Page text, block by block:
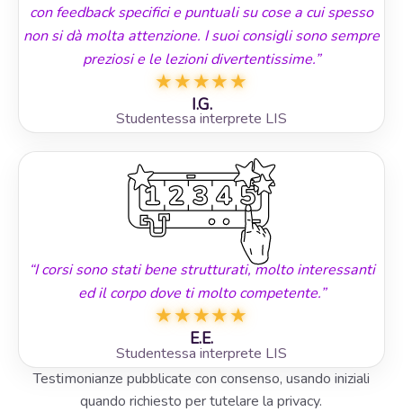
con feedback specifici e puntuali su cose a cui spesso
non si dà molta attenzione. I suoi consigli sono sempre
preziosi e le lezioni divertentissime.”
★★★★★
I.G.
Studentessa interprete LIS
“I corsi sono stati bene strutturati, molto interessanti
ed il corpo dove ti molto competente.”
★★★★★
E.E.
Studentessa interprete LIS
Testimonianze pubblicate con consenso, usando iniziali
quando richiesto per tutelare la privacy.